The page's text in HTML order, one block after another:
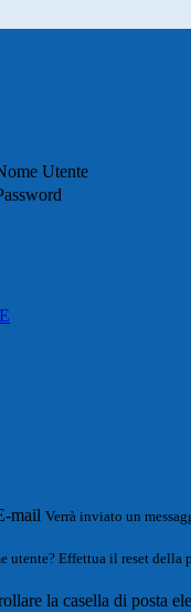
Utente
mail Verrà inviato un
utente? Effettua il reset della
la casella di posta